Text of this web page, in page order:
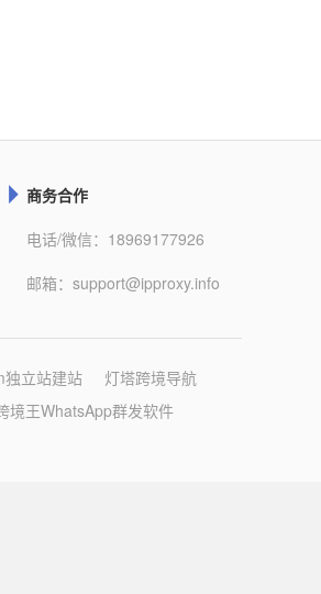
 商务合作
电话/微信：18969177926
邮箱：support@ipproxy.info
立站建站
灯塔跨境导航
境王WhatsApp群发软件